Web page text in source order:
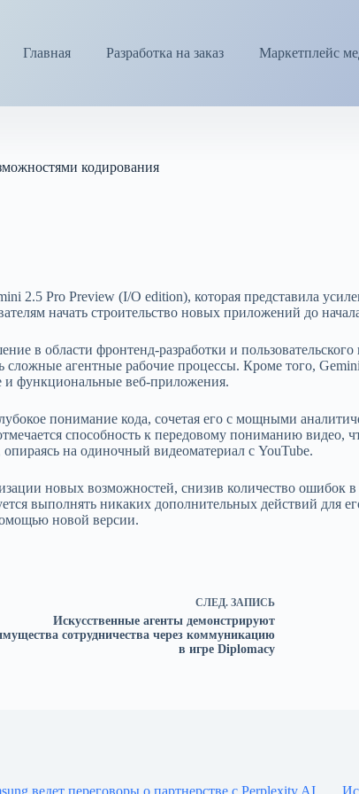
Главная Разработка на заказ Маркетплейс
кодирования
2.5 Pro Preview (I/O edition), которая представила
начать строительство новых приложений до
в области фронтенд-разработки и
сложные агентные рабочие процессы. Кроме того,
и функциональные веб-приложения.
понимание кода, сочетая его с мощными
способность к передовому пониманию видео,
на одиночный видеоматериал с YouTube.
новых возможностей, снизив количество
выполнять никаких дополнительных действий для
новой версии.
СЛЕД. ЗАПИСЬ
Искусственные агенты демонстрируют
сотрудничества через коммуникацию
в игре Diplomacy